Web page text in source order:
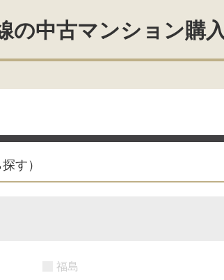
の中古マンション購入
す）
福島